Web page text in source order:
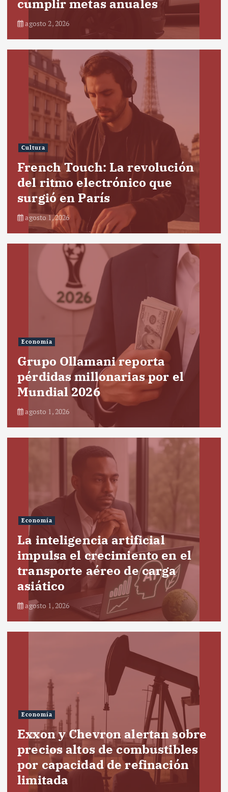
cumplir metas anuales
agosto 2, 2026
Cultura
French Touch: La revolución
del ritmo electrónico que
surgió en París
agosto 1, 2026
Economía
Grupo Ollamani reporta
pérdidas millonarias por el
Mundial 2026
agosto 1, 2026
Economía
La inteligencia artificial
impulsa el crecimiento en el
transporte aéreo de carga
asiático
agosto 1, 2026
Economía
Exxon y Chevron alertan sobre
precios altos de combustibles
por capacidad de refinación
limitada